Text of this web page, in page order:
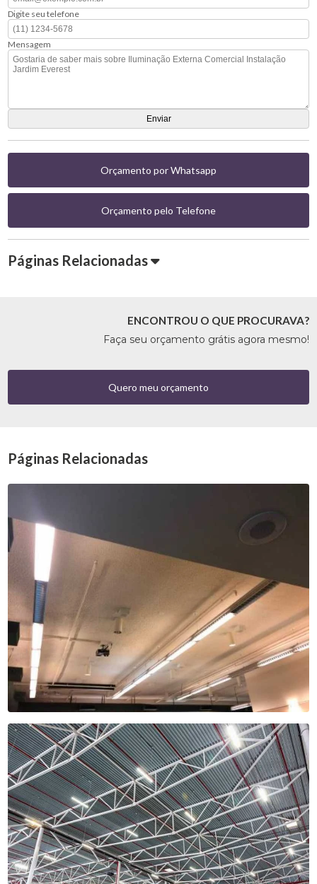
Digite seu telefone
Mensagem
Orçamento por Whatsapp
Orçamento pelo Telefone
Páginas Relacionadas
ENCONTROU O QUE PROCURAVA?
Faça seu orçamento grátis agora mesmo!
Quero meu orçamento
Páginas Relacionadas